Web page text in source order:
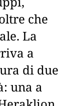
che
La
a
di due
una a